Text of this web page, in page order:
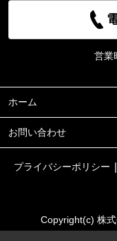
営業
ホーム
お問い合わせ
プライバシーポリシー
Copyright(c) 株